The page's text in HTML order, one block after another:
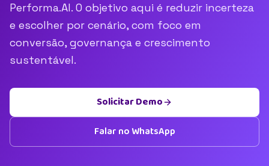
Performa.AI. O objetivo aqui é reduzir incerteza
e escolher por cenário, com foco em
conversão, governança e crescimento
sustentável.
Solicitar Demo
Falar no WhatsApp